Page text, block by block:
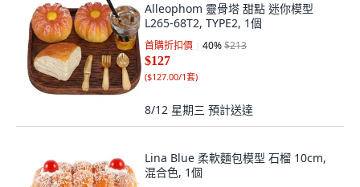
Alleophom 靈骨塔 甜點 迷你模型
L265-68T2, TYPE2, 1個
首購折扣價 40%$213
$127
($127.00/1套)
8/12 星期三 預計送達
Lina Blue 柔軟麵包模型 石榴 10cm,
混合色, 1個